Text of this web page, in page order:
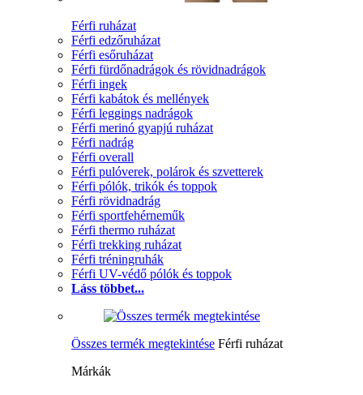
Férfi ruházat
Férfi edzőruházat
Férfi esőruházat
Férfi fürdőnadrágok és rövidnadrágok
Férfi ingek
Férfi kabátok és mellények
Férfi leggings nadrágok
Férfi merinó gyapjú ruházat
Férfi nadrág
Férfi overall
Férfi pulóverek, polárok és szvetterek
Férfi pólók, trikók és toppok
Férfi rövidnadrág
Férfi sportfehérneműk
Férfi thermo ruházat
Férfi trekking ruházat
Férfi tréningruhák
Férfi UV-védő pólók és toppok
Láss többet...
Összes termék megtekintése Férfi ruházat
Márkák